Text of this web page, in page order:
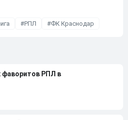
РПЛ ФК Краснодар
фаворитов РПЛ в